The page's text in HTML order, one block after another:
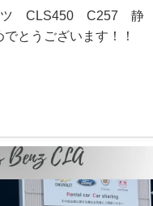
ツ CLS450 C257 静
とうございます！！